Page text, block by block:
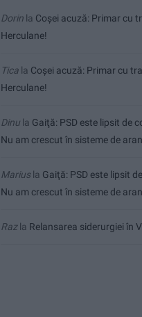
Dorin la Coșei acuză: Primar cu
Herculane!
Tica la Coșei acuză: Primar cu
Herculane!
Dinu la Gaiţă: PSD este lipsit de
Nu am crescut în sisteme de
Mariusla Gaiţă: PSD este lipsit
Nu am crescut în sisteme de
Razla Relansarea siderurgiei în